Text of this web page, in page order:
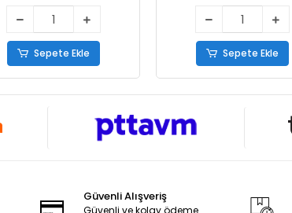
Sepete Ekle Sepete Ekle
Güvenli Alışveriş